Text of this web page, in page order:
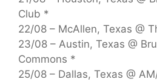
Club *
22/08 – McAllen, Texas @
23/08 – Austin, Texas @
Commons *
25/08 – Dallas, Texas @